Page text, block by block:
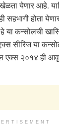
येणार आहे.
सहभागी होता
या कन्सोलची
सीरिज या
२०१४ ही